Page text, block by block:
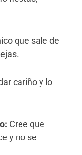
que sale de
cariño y lo
Cree que
y no se